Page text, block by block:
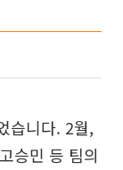
습니다. 2월,
승민 등 팀의